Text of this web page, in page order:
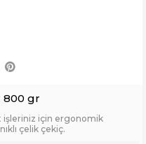
800 gr
işleriniz için ergonomik
çelik çekiç.